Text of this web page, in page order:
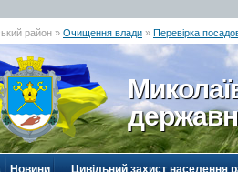
район » Очищення влади » Перевірка
Новини Цивільний захист населення